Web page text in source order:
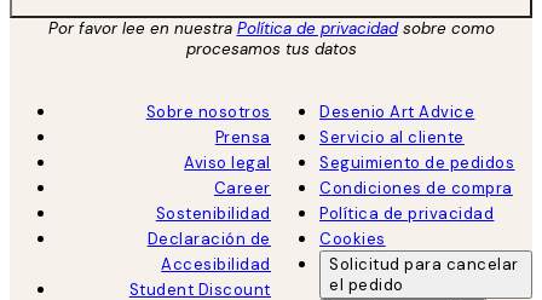
Por favor lee en nuestra Política de privacidadsobre como
procesamos tus datos
Sobre nosotros
Prensa
Aviso legal
Career
Sostenibilidad
Declaración de
Accesibilidad
Student Discount
Desenio Art Advice
Servicio al cliente
Seguimiento de pedidos
Condiciones de compra
Política de privacidad
Cookies
Solicitud para cancelar
el pedido